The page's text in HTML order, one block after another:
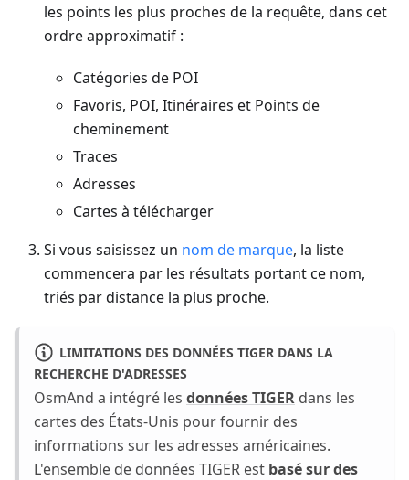
les points les plus proches de la requête, dans cet
ordre approximatif :
Catégories de POI
Favoris, POI, Itinéraires et Points de
cheminement
Traces
Adresses
Cartes à télécharger
Si vous saisissez un nom de marque, la liste
commencera par les résultats portant ce nom,
triés par distance la plus proche.
LIMITATIONS DES DONNÉES TIGER DANS LA
RECHERCHE D'ADRESSES
OsmAnd a intégré les données TIGER dans les
cartes des États-Unis pour fournir des
informations sur les adresses américaines.
L'ensemble de données TIGER est basé sur des